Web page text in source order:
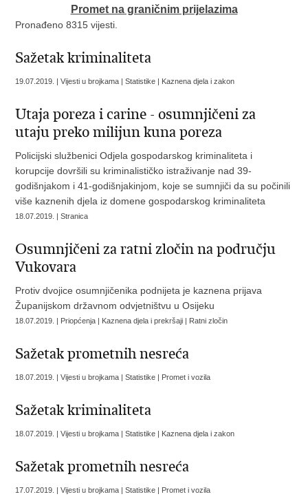
Promet na graničnim prijelazima
Pronađeno 8315 vijesti.
Sažetak kriminaliteta
19.07.2019. | Vijesti u brojkama | Statistike | Kaznena djela i zakon
Utaja poreza i carine - osumnjičeni za
utaju preko milijun kuna poreza
Policijski službenici Odjela gospodarskog kriminaliteta i
korupcije dovršili su kriminalističko istraživanje nad 39-
godišnjakom i 41-godišnjakinjom, koje se sumnjiči da su počinili
više kaznenih djela iz domene gospodarskog kriminaliteta
18.07.2019. | Stranica
Osumnjičeni za ratni zločin na području
Vukovara
Protiv dvojice osumnjičenika podnijeta je kaznena prijava
Županijskom državnom odvjetništvu u Osijeku
18.07.2019. | Priopćenja | Kaznena djela i prekršaji | Ratni zločin
Sažetak prometnih nesreća
18.07.2019. | Vijesti u brojkama | Statistike | Promet i vozila
Sažetak kriminaliteta
18.07.2019. | Vijesti u brojkama | Statistike | Kaznena djela i zakon
Sažetak prometnih nesreća
17.07.2019. | Vijesti u brojkama | Statistike | Promet i vozila